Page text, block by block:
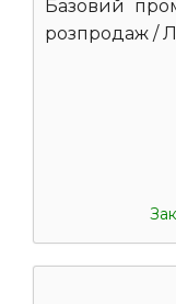
Базовий
розпродаж /